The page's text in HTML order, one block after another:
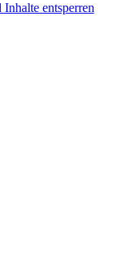
entsperren